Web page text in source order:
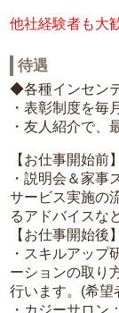
他社経験者も大
待遇
◆各種インセン
・表彰制度を毎
・友人紹介で、
【お仕事開始前】
・説明会＆家事
サービス実施の
るアドバイスな
【お仕事開始後】
・スキルアップ
ーションの取り
行います。(希望